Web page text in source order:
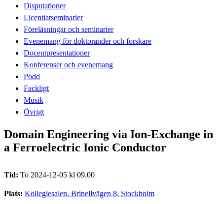
Disputationer
Licentiatseminarier
Föreläsningar och seminarier
Evenemang för doktorander och forskare
Docentpresentationer
Konferenser och evenemang
Podd
Fackligt
Musik
Övrigt
Domain Engineering via Ion-Exchange in
a Ferroelectric Ionic Conductor
Tid: To 2024-12-05 kl 09.00
Plats: Kollegiesalen, Brinellvägen 8, Stockholm